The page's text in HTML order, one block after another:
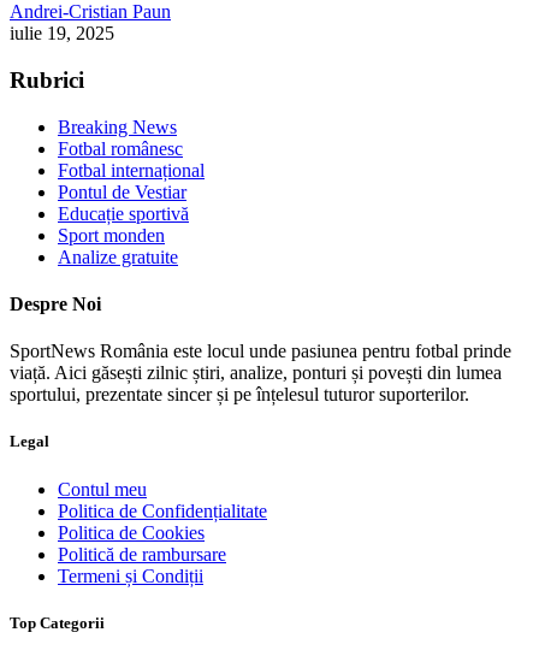
Andrei-Cristian Paun
iulie 19, 2025
Rubrici
Breaking News
Fotbal românesc
Fotbal internațional
Pontul de Vestiar
Educație sportivă
Sport monden
Analize gratuite
Despre Noi
SportNews România este locul unde pasiunea pentru fotbal prinde
viață. Aici găsești zilnic știri, analize, ponturi și povești din lumea
sportului, prezentate sincer și pe înțelesul tuturor suporterilor.
Legal
Contul meu
Politica de Confidențialitate
Politica de Cookies
Politică de rambursare
Termeni și Condiții
Top Categorii